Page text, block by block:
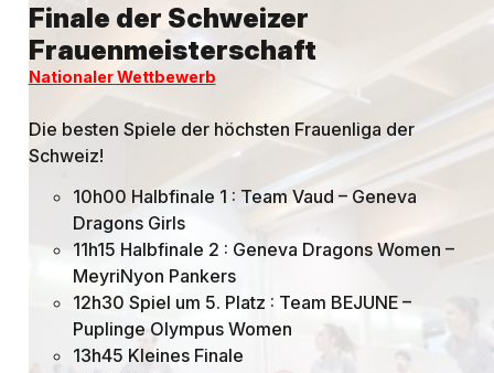
Finale der Schweizer
Frauenmeisterschaft
Nationaler Wettbewerb
Die besten Spiele der höchsten Frauenliga der
Schweiz!
10h00 Halbfinale 1 : Team Vaud – Geneva
Dragons Girls
11h15 Halbfinale 2 : Geneva Dragons Women –
MeyriNyon Pankers
12h30 Spiel um 5. Platz : Team BEJUNE –
Puplinge Olympus Women
13h45 Kleines Finale